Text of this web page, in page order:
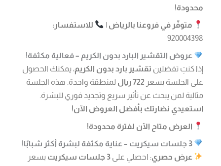
محدودة!
متوفّر في فروعنا بالرياض |
للاستفسار:
920004398
عروض التقشير البارد بدون الكريم – فعالية مكثفة!
إذا كنتِ تفضلين تقشير بارد بدون الكريم، يمكنك الحصول
على الجلسة بسعر722 ريال
لمنطقة واحدة. هذه الجلسة
مثالية لمن يبحث عن تأثير سريع وتجديد فوري للبشرة.
استعيدي نضارتك بأفضل العروض الآن!
العرض متاح الآن لفترة محدودة!
3 جلسات سيكريت – عناية مكثفة لبشرة أكثر شبابًا!
عرض حصري: احصلي على3 جلسات سيكريت
بسعر